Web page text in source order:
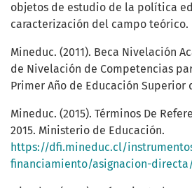
objetos de estudio de la política
caracterización del campo teórico.
Mineduc. (2011). Beca Nivelación
de Nivelación de Competencias
Primer Año de Educación Superior
Mineduc. (2015). Términos De
2015. Ministerio de Educación.
https://dfi.mineduc.cl/
financiamiento/asignacion-